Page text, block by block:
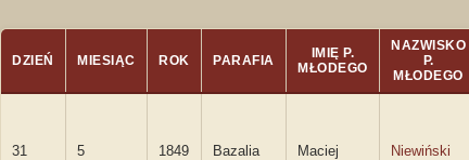
DZIEŃ MIESIĄC ROK PARAFIA
IMIĘ P.
MŁODEGO
NAZWISKO
P.
MŁODEGO
31 5 1849 Bazalia Maciej Niewiński